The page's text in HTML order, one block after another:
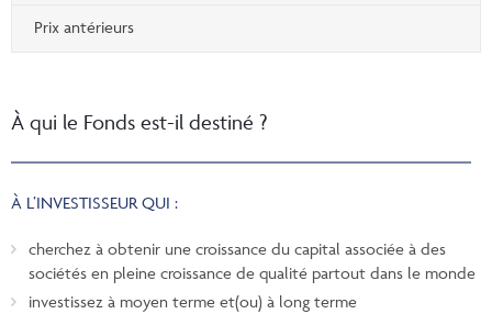
Prix antérieurs
À qui le Fonds est-il destiné ?
À L’INVESTISSEUR QUI :
cherchez à obtenir une croissance du capital associée à des
sociétés en pleine croissance de qualité partout dans le monde
investissez à moyen terme et(ou) à long terme